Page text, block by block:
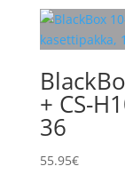
+ CS-
36
55.95€